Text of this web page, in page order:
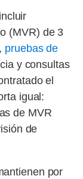
(MVR) de 3
pruebas de
y consultas
el
igual:
de MVR
de
por